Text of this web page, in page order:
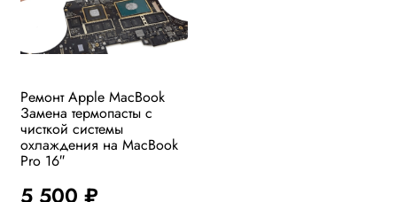
Ремонт Apple MacBook
Замена термопасты с
чисткой системы
охлаждения на MacBook
Pro 16″
5 500 ₽